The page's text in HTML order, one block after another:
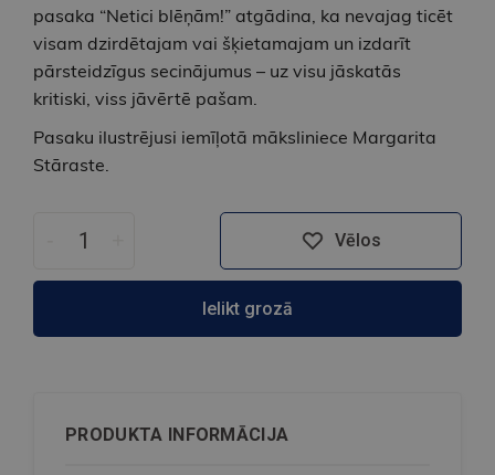
pasaka “Netici blēņām!” atgādina, ka nevajag ticēt
visam dzirdētajam vai šķietamajam un izdarīt
pārsteidzīgus secinājumus – uz visu jāskatās
kritiski, viss jāvērtē pašam.
Pasaku ilustrējusi iemīļotā māksliniece Margarita
Stāraste.
Vēlos
Ielikt grozā
PRODUKTA INFORMĀCIJA